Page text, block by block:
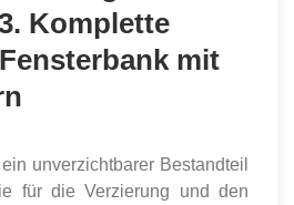
Komplette
mit
unverzichtbarer Bestandteil
für die Verzierung und den